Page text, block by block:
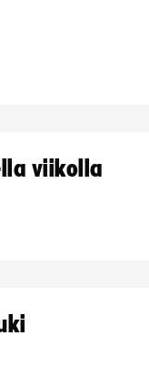
viikolla